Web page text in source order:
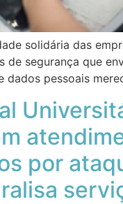
solidária das
de segurança que
dados pessoais
por